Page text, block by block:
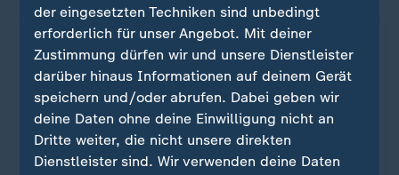
der eingesetzten Techniken sind unbedingt
erforderlich für unser Angebot. Mit deiner
Zustimmung dürfen wir und unsere Dienstleister
darüber hinaus Informationen auf deinem Gerät
speichern und/oder abrufen. Dabei geben wir
deine Daten ohne deine Einwilligung nicht an
Dritte weiter, die nicht unsere direkten
Dienstleister sind. Wir verwenden deine Daten